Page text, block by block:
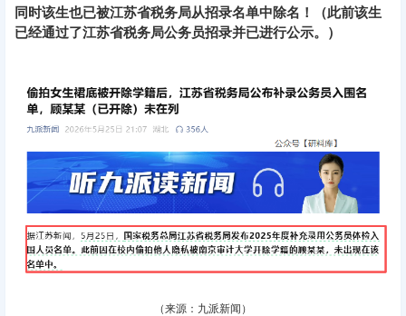
同时该生也已被江苏省税务局从招录名单中除名！（此前该生
已经通过了江苏省税务局公务员招录并已进行公示。 ）
（来源：九派新闻）